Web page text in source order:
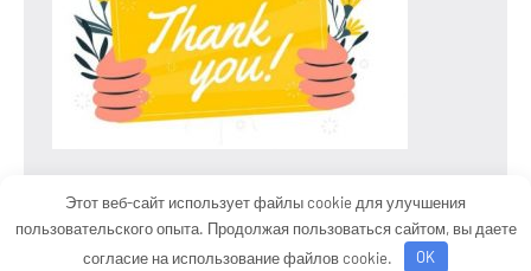
Тема WordPress: Occasio от ThemeZee.
Этот веб-сайт использует файлы cookie для улучшения
пользовательского опыта. Продолжая пользоваться сайтом, вы даете
согласие на использование файлов cookie.
OK